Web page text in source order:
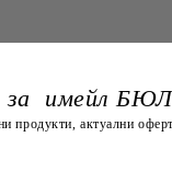
Ние
Home. Със
повод.
за имейл
продукти, актуални